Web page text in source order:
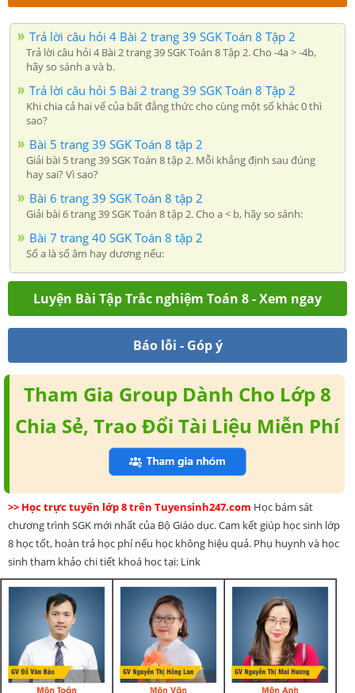
Trả lời câu hỏi 4 Bài 2 trang 39 SGK Toán 8 Tập 2
Trả lời câu hỏi 4 Bài 2 trang 39 SGK Toán 8 Tập 2. Cho -4a > -4b,
hãy so sánh a và b.
Trả lời câu hỏi 5 Bài 2 trang 39 SGK Toán 8 Tập 2
Khi chia cả hai vế của bất đẳng thức cho cùng một số khác 0 thì
sao?
Bài 5 trang 39 SGK Toán 8 tập 2
Giải bài 5 trang 39 SGK Toán 8 tập 2. Mỗi khẳng định sau đúng
hay sai? Vì sao?
Bài 6 trang 39 SGK Toán 8 tập 2
Giải bài 6 trang 39 SGK Toán 8 tập 2. Cho a < b, hãy so sánh:
Bài 7 trang 40 SGK Toán 8 tập 2
Số a là số âm hay dương nếu:
Luyện Bài Tập Trắc nghiệm Toán 8 - Xem ngay
Báo lỗi - Góp ý
Tham Gia Group Dành Cho Lớp 8
Chia Sẻ, Trao Đổi Tài Liệu Miễn Phí
>> Học trực tuyến lớp 8 trên Tuyensinh247.com Học bám sát
chương trình SGK mới nhất của Bộ Giáo dục. Cam kết giúp học sinh lớp
8 học tốt, hoàn trả học phí nếu học không hiệu quả. Phụ huynh và học
sinh tham khảo chi tiết khoá học tại: Link